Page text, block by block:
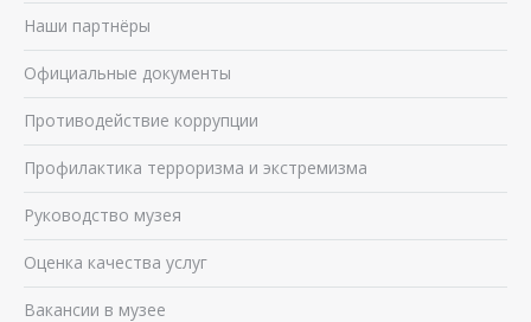
Наши партнёры
Официальные документы
Противодействие коррупции
Профилактика терроризма и экстремизма
Руководство музея
Оценка качества услуг
Вакансии в музее